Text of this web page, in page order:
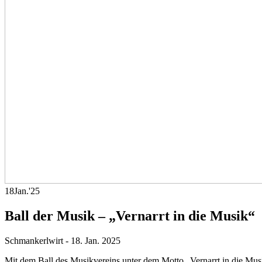
18Jan.'25
Ball der Musik – „Vernarrt in die Musik“
Schmankerlwirt - 18. Jan. 2025